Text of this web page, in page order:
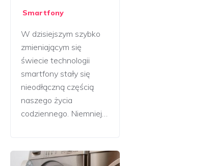
Smartfony
W dzisiejszym szybko
zmieniającym się
świecie technologii
smartfony stały się
nieodłączną częścią
naszego życia
codziennego. Niemniej…